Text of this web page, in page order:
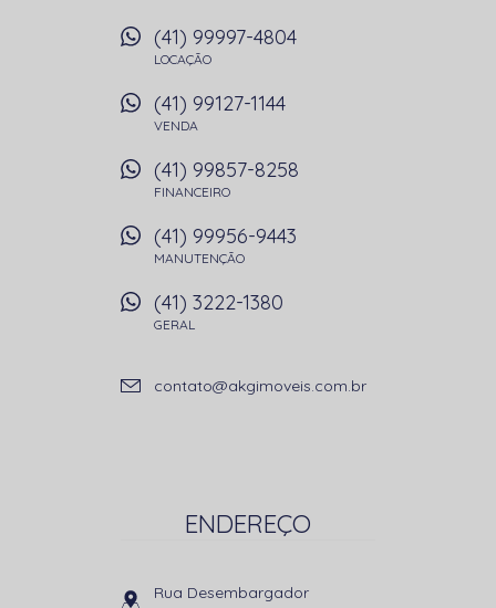
(41) 99997-4804
LOCAÇÃO
(41) 99127-1144
VENDA
(41) 99857-8258
FINANCEIRO
(41) 99956-9443
MANUTENÇÃO
(41) 3222-1380
GERAL
contato@akgimoveis.com.br
ENDEREÇO
Rua Desembargador